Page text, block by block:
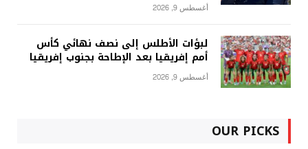
أغسطس 9, 2026
لبؤات الأطلس إلى نصف نهائي كأس
أمم إفريقيا بعد الإطاحة بجنوب إفريقيا
أغسطس 9, 2026
OUR PICKS